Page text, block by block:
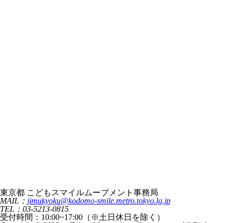
東京都 こどもスマイルムーブメント事務局
MAIL： jimukyoku@kodomo-smile.metro.tokyo.lg.jp
TEL：03-5213-0815
受付時間：10:00~17:00（※土日休日を除く）